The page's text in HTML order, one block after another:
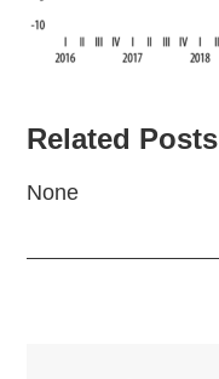
Related Posts
None